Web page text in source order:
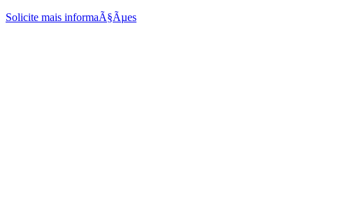
Solicite mais informaÃ§Ãµes